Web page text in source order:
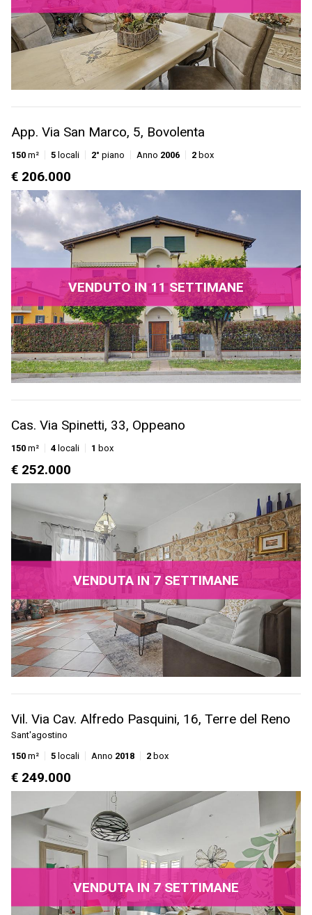
App. Via San Marco, 5, Bovolenta
150 m² 5 locali 2° piano Anno 2006 2 box
€ 206.000
VENDUTO IN 11 SETTIMANE
Cas. Via Spinetti, 33, Oppeano
150 m² 4 locali 1 box
€ 252.000
VENDUTA IN 7 SETTIMANE
Vil. Via Cav. Alfredo Pasquini, 16, Terre del Reno
Sant'agostino
150 m² 5 locali Anno 2018 2 box
€ 249.000
VENDUTA IN 7 SETTIMANE